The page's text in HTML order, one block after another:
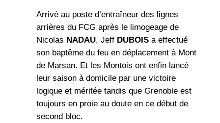
Arrivé au poste d’entraîneur des lignes
arrières du FCG après le limogeage de
Nicolas NADAU, Jeff DUBOIS a effectué
son baptême du feu en déplacement à Mont
de Marsan. Et les Montois ont enfin lancé
leur saison à domicile par une victoire
logique et méritée tandis que Grenoble est
toujours en proie au doute en ce début de
second bloc.